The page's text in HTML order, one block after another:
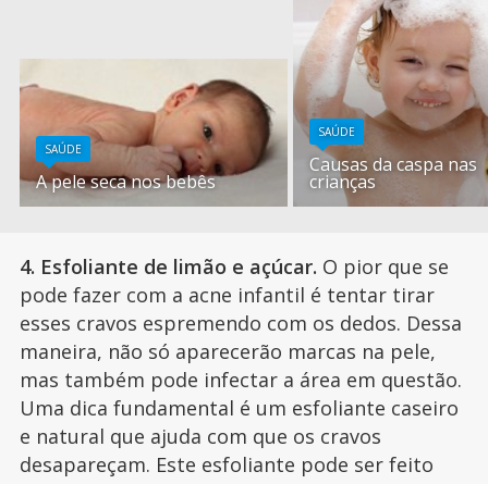
SAÚDE
A pele seca nos bebês
SAÚDE
Causas da caspa nas
crianças
4. Esfoliante de limão e açúcar. O pior que se
pode fazer com a acne infantil é tentar tirar
esses cravos espremendo com os dedos. Dessa
maneira, não só aparecerão marcas na pele,
mas também pode infectar a área em questão.
Uma dica fundamental é um esfoliante caseiro
e natural que ajuda com que os cravos
desapareçam. Este esfoliante pode ser feito